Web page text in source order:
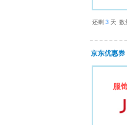
还剩 3 天 数
京东优惠券
服